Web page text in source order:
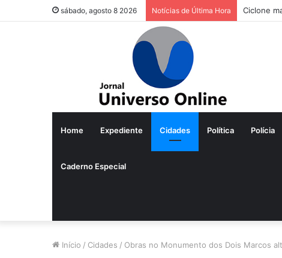
sábado, agosto 8 2026 Notícias de Última Hora Ciclone
Home Expediente Cidades Política Polícia
Caderno Especial
Início / Cidades / Obras no Monumento dos Dois Marcos